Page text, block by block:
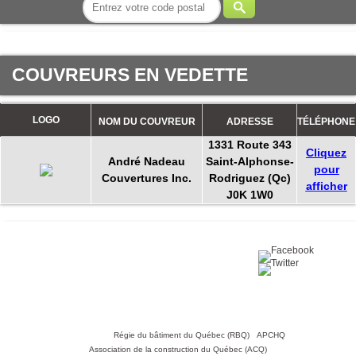
COUVREURS EN VEDETTE
LOGO NOM DU COUVREUR ADRESSE TÉLÉPHONE
André Nadeau
Couvertures Inc.
1331 Route 343
Saint-Alphonse-
Rodriguez (Qc)
J0K 1W0
Cliquez
pour
afficher
Régie du bâtiment du Québec (RBQ)• APCHQ•
Association de la construction du Québec (ACQ)